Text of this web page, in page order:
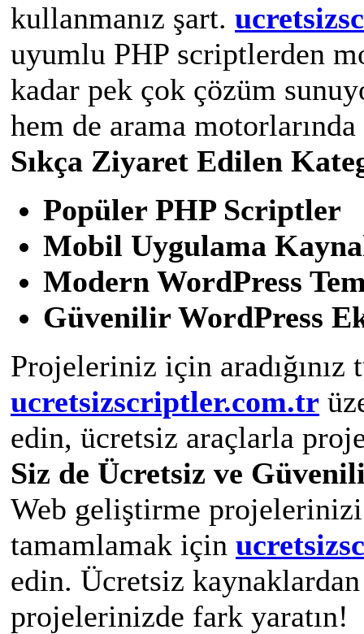
kullanmanız şart.
uyumlu PHP scriptlerden
kadar pek çok çözüm
hem de arama
Sıkça Ziyaret Edilen
Popüler PHP Scriptler
Mobil Uygulama
Modern WordPress
Güvenilir WordPress
Projeleriniz için aradığınız
ucretsizscriptler.com.tr
edin, ücretsiz araçlarla
Siz de Ücretsiz ve
Web geliştirme
tamamlamak için
edin. Ücretsiz
projelerinizde fark yaratın!